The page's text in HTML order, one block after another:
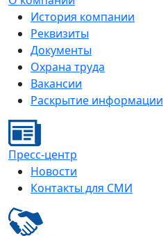
История компании
Реквизиты
Документы
Охрана труда
Вакансии
Раскрытие информации
Пресс-центр
Новости
Контакты для СМИ